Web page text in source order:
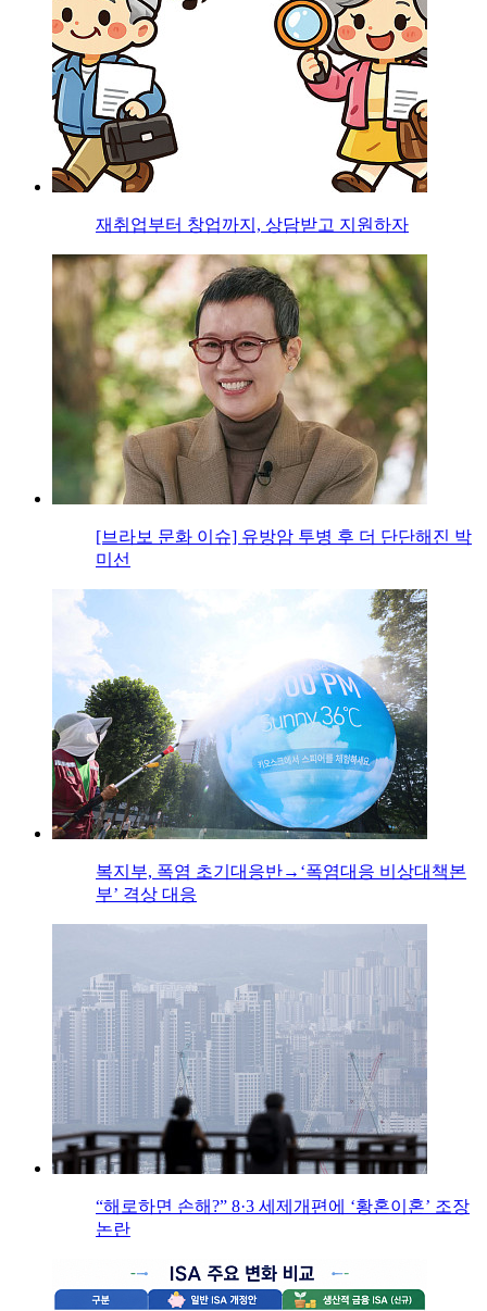
재취업부터 창업까지, 상담받고 지원하자
[브라보 문화 이슈] 유방암 투병 후 더 단단해진 박
미선
복지부, 폭염 초기대응반→‘폭염대응 비상대책본
부’ 격상 대응
“해로하면 손해?” 8·3 세제개편에 ‘황혼이혼’ 조장
논란